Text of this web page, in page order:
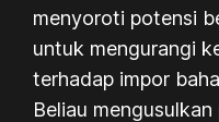
menyoroti potensi
untuk mengurangi
terhadap impor
Beliau